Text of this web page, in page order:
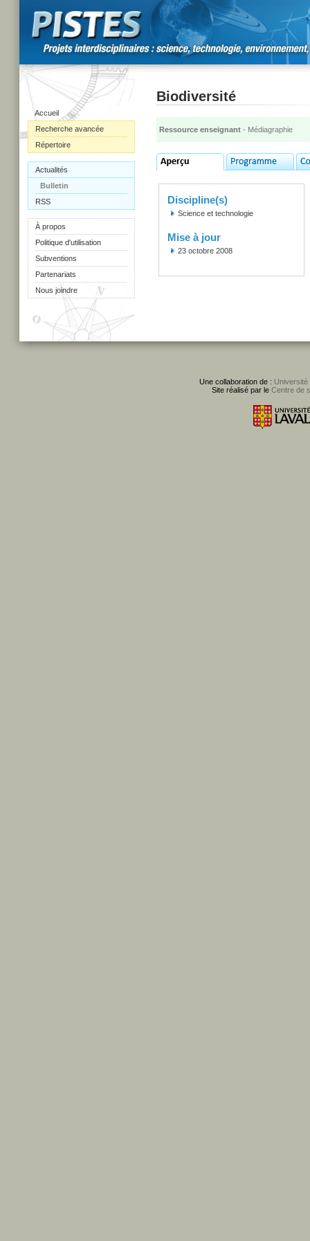
Accueil
Recherche avancée
Répertoire
Actualités
Bulletin
RSS
À propos
Politique d'utilisation
Subventions
Partenariats
Nous joindre
Biodiversité
Ressource enseignant - Médiagraphie
Discipline(s)
Science et technologie
Mise à jour
23 octobre 2008
Une collaboration de : Université
Site réalisé par le Centre de